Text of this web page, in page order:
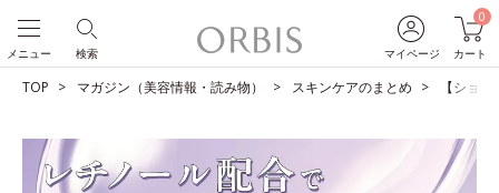
マイページ
0
カート
検索
メニュー
TOP マガジン（美容情報・読み物） スキンケアのまとめ 【ショ